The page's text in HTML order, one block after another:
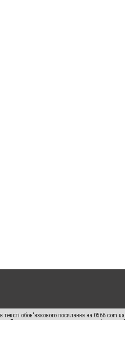
обов'язкового посилання на
Порушення виняткових прав